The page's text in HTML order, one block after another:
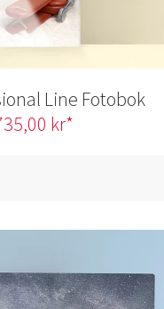
Line Fotobok
kr*